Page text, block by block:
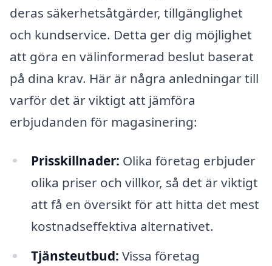
deras säkerhetsåtgärder, tillgänglighet
och kundservice. Detta ger dig möjlighet
att göra en välinformerad beslut baserat
på dina krav. Här är några anledningar till
varför det är viktigt att jämföra
erbjudanden för magasinering:
Prisskillnader: Olika företag erbjuder
olika priser och villkor, så det är viktigt
att få en översikt för att hitta det mest
kostnadseffektiva alternativet.
Tjänsteutbud: Vissa företag